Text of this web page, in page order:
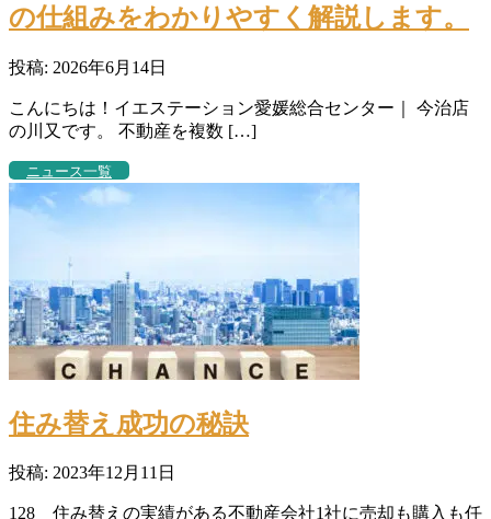
の仕組みをわかりやすく解説します。
投稿: 2026年6月14日
こんにちは！イエステーション愛媛総合センター｜ 今治店
の川又です。 不動産を複数 […]
ニュース一覧
住み替え成功の秘訣
投稿: 2023年12月11日
128 住み替えの実績がある不動産会社1社に売却も購入も任